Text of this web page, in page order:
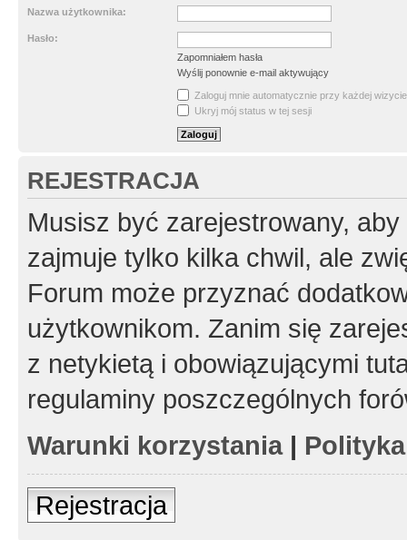
Nazwa użytkownika:
Hasło:
Zapomniałem hasła
Wyślij ponownie e-mail aktywujący
Zaloguj mnie automatycznie przy każdej wizycie
Ukryj mój status w tej sesji
REJESTRACJA
Musisz być zarejestrowany,
zajmuje tylko kilka chwil, ale
Forum może przyznać
użytkownikom. Zanim się
z netykietą i obowiązującymi
regulaminy poszczególnych
Warunki korzystania|
Rejestracja